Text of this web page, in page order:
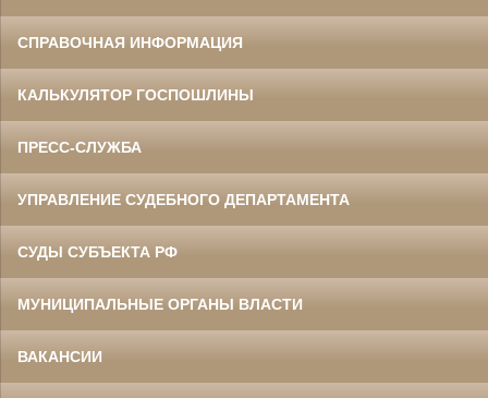
СПРАВОЧНАЯ ИНФОРМАЦИЯ
КАЛЬКУЛЯТОР ГОСПОШЛИНЫ
ПРЕСС-СЛУЖБА
УПРАВЛЕНИЕ СУДЕБНОГО ДЕПАРТАМЕНТА
СУДЫ СУБЪЕКТА РФ
МУНИЦИПАЛЬНЫЕ ОРГАНЫ ВЛАСТИ
ВАКАНСИИ